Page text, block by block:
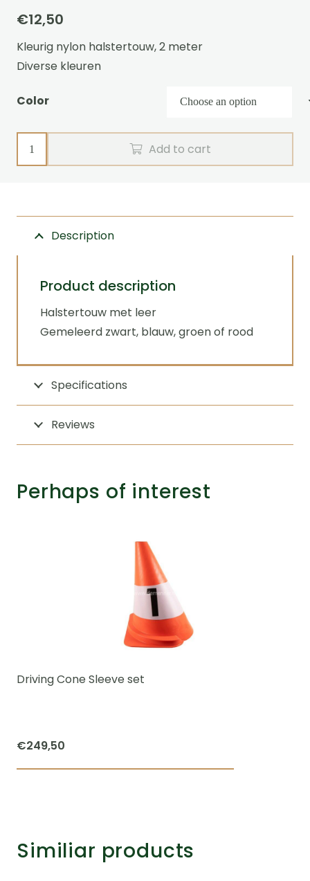
€12,50
Kleurig nylon halstertouw, 2 meter
Diverse kleuren
Color
Leadrope
leather
Add to cart
Description
Product description
Halstertouw met leer
Gemeleerd zwart, blauw, groen of rood
Specifications
Reviews
Perhaps of interest
Driving Cone Sleeve set
€249,50
Similiar products